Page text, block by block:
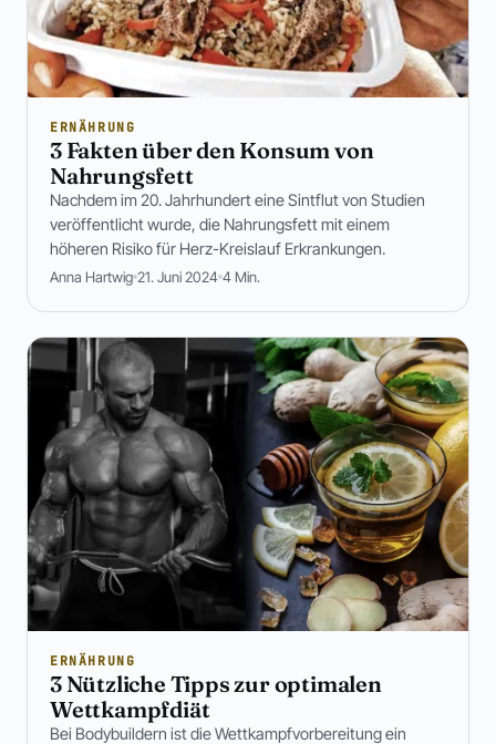
ERNÄHRUNG
3 Fakten über den Konsum von
Nahrungsfett
Nachdem im 20. Jahrhundert eine Sintflut von Studien
veröffentlicht wurde, die Nahrungsfett mit einem
höheren Risiko für Herz-Kreislauf Erkrankungen.
Anna Hartwig 21. Juni 2024 4 Min.
ERNÄHRUNG
3 Nützliche Tipps zur optimalen
Wettkampfdiät
Bei Bodybuildern ist die Wettkampfvorbereitung ein